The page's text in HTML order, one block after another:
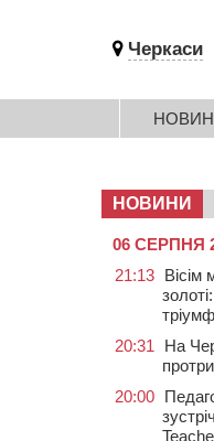
Черкаси
НОВИНИ
06 СЕРПНЯ
21:13 Вісім
20:31
На
20:00